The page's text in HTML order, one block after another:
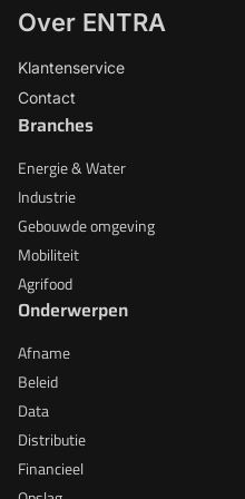
Over ENTRA
Klantenservice
Contact
Branches
Energie & Water
Industrie
Gebouwde omgeving
Mobiliteit
Agrifood
Onderwerpen
Afname
Beleid
Data
Distributie
Financieel